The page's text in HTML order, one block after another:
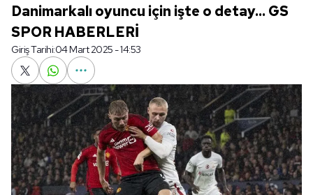
Danimarkalı oyuncu için işte o detay... GS
SPOR HABERLERİ
Giriş Tarihi:04 Mart 2025 - 14:53